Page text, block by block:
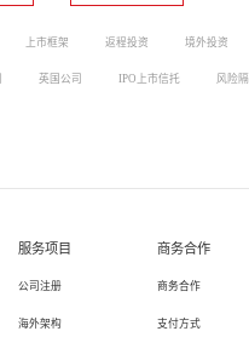
上市框架 返程投资 境外投资
英国公司 IPO上市信托 风险
服务项目
公司注册
海外架构
商务合作
商务合作
支付方式